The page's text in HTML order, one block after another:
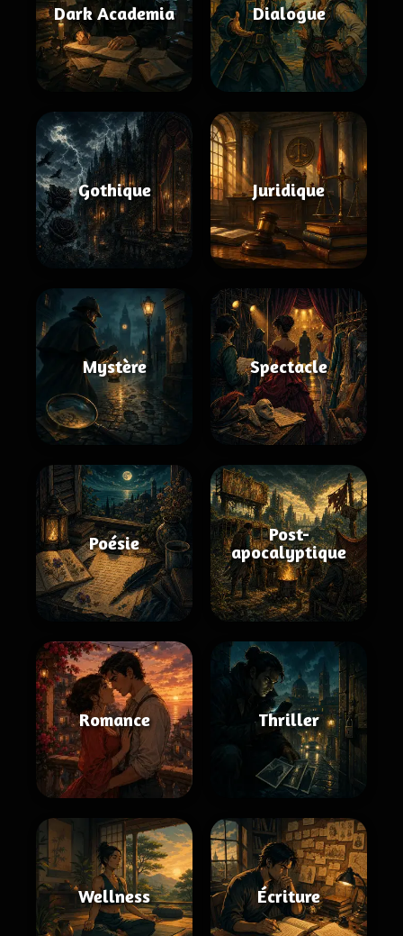
Dark Academia Dialogue
Gothique Juridique
Mystère Spectacle
Poésie
Post-
apocalyptique
Romance Thriller
Wellness Écriture